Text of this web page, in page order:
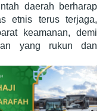
daerah berharap
etnis terus terjaga,
keamanan, demi
yang rukun dan